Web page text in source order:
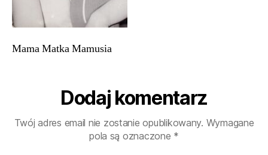
Mama Matka Mamusia
Dodaj komentarz
Twój adres email nie zostanie opublikowany. Wymagane
pola są oznaczone *